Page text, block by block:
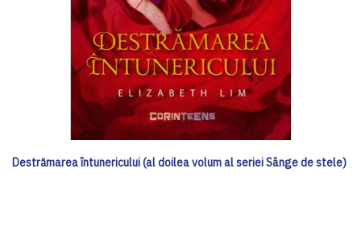
Destrămarea întunericului (al doilea volum al seriei Sânge de stele)